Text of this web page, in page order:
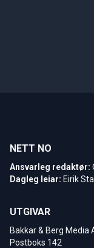
NETT NO
Ansvarleg redaktør:
Dagleg leiar: Eirik
UTGIVAR
Bakkar & Berg Media
Postboks 142